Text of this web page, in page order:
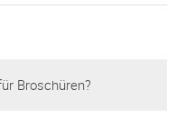
Broschüren?